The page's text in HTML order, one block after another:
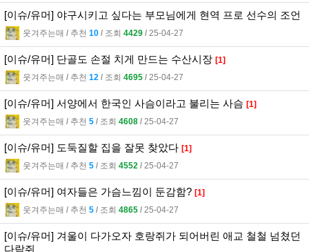
[이슈/유머] 야구시키고 싶다는 부모님에게 현역 프로 선수의 조언
웃겨주는매 l 추천 10 l 조회 4429 l 25-04-27
[이슈/유머] 단골도 손절 치게 만드는 수산시장 [1]
웃겨주는매 l 추천 12 l 조회 4695 l 25-04-27
[이슈/유머] 서양에서 한국인 사슴이라고 불리는 사슴 [1]
웃겨주는매 l 추천 5 l 조회 4608 l 25-04-27
[이슈/유머] 도둑질할 집을 잘못 찾았다 [1]
웃겨주는매 l 추천 5 l 조회 4552 l 25-04-27
[이슈/유머] 여자들은 가슴느낌이 둔감함? [1]
웃겨주는매 l 추천 5 l 조회 4865 l 25-04-27
[이슈/유머] 겨울이 다가오자 호랑쥐가 되어버린 애교 철철 넘쳤던
다람쥐